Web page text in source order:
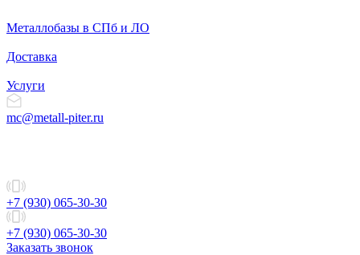
Металлобазы в СПб и ЛО
Доставка
Услуги
mc@metall-piter.ru
+7 (930) 065-30-30
+7 (930) 065-30-30
Заказать звонок